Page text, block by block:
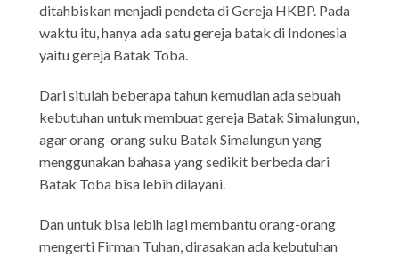
ditahbiskan menjadi pendeta di Gereja HKBP. Pada
waktu itu, hanya ada satu gereja batak di Indonesia
yaitu gereja Batak Toba.
Dari situlah beberapa tahun kemudian ada sebuah
kebutuhan untuk membuat gereja Batak Simalungun,
agar orang-orang suku Batak Simalungun yang
menggunakan bahasa yang sedikit berbeda dari
Batak Toba bisa lebih dilayani.
Dan untuk bisa lebih lagi membantu orang-orang
mengerti Firman Tuhan, dirasakan ada kebutuhan